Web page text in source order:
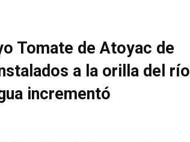
Tomate de Atoyac de
a la orilla del río
incrementó